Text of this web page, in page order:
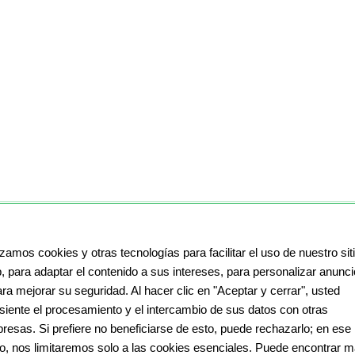
cookies y otras tecnologías para facilitar el uso de nuestro
para adaptar el contenido a sus intereses, para personalizar
mejorar su seguridad. Al hacer clic en "Aceptar y cerrar", usted
el procesamiento y el intercambio de sus datos con otras
Si prefiere no beneficiarse de esto, puede rechazarlo; en ese
nos limitaremos solo a las cookies esenciales. Puede encontrar